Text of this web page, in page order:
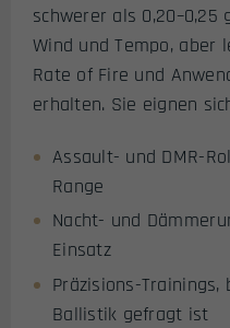
schwerer als
Wind und Tempo, aber
Rate of Fire und
erhalten. Sie eignen
Assault- und DMR-
Range
Nacht- und
Einsatz
Präzisions-
Ballistik gefragt ist